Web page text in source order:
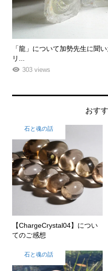
「龍」について加勢先生に聞
リ...
303 views
おす
石と魂の話
【ChargeCrystal04】につい
てのご感想
石と魂の話